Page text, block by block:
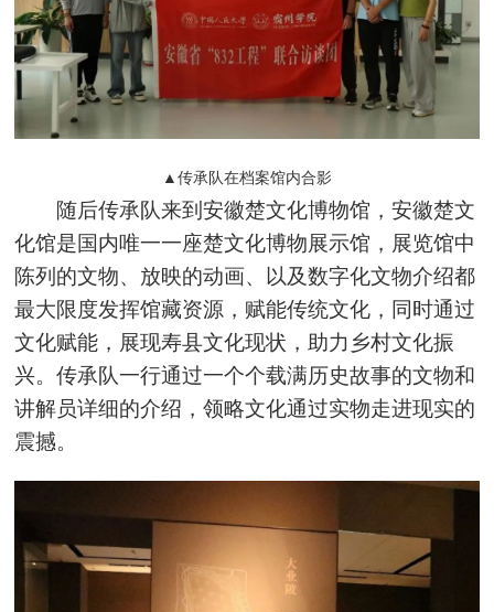
▲传承队在档案馆内合影
随后传承队来到安徽楚文化博物馆，安徽楚文
化馆是国内唯一一座楚文化博物展示馆，展览馆中
陈列的文物、放映的动画、以及数字化文物介绍都
最大限度发挥馆藏资源，赋能传统文化，同时通过
文化赋能，展现寿县文化现状，助力乡村文化振
兴。传承队一行通过一个个载满历史故事的文物和
讲解员详细的介绍，领略文化通过实物走进现实的
震撼。